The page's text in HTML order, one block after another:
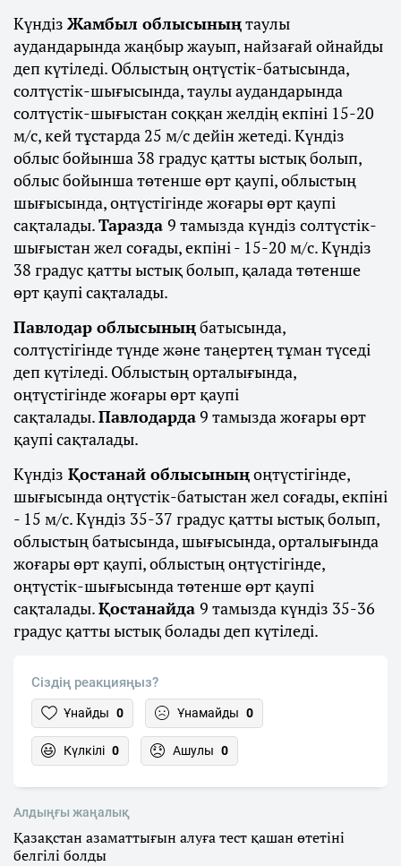
Күндіз Жамбыл облысыныңтаулы
аудандарында жаңбыр жауып, найзағай ойнайды
деп күтіледі. Облыстың оңтүстік-батысында,
солтүстік-шығысында, таулы аудандарында
солтүстік-шығыстан соққан желдің екпіні 15-20
м/с, кей тұстарда 25 м/с дейін жетеді. Күндіз
облыс бойынша 38 градус қатты ыстық болып,
облыс бойынша төтенше өрт қаупі, облыстың
шығысында, оңтүстігінде жоғары өрт қаупі
сақталады.Таразда 9 тамызда күндіз солтүстік-
шығыстан жел соғады, екпіні - 15-20 м/с. Күндіз
38 градус қатты ыстық болып, қалада төтенше
өрт қаупі сақталады.
Павлодар облысыныңбатысында,
солтүстігінде түнде және таңертең тұман түседі
деп күтіледі. Облыстың орталығында,
оңтүстігінде жоғары өрт қаупі
сақталады.Павлодарда9 тамызда жоғары өрт
қаупі сақталады.
Күндіз Қостанай облысыныңоңтүстігінде,
шығысында оңтүстік-батыстан жел соғады, екпіні
- 15 м/с. Күндіз 35-37 градус қатты ыстық болып,
облыстың батысында, шығысында, орталығында
жоғары өрт қаупі, облыстың оңтүстігінде,
оңтүстік-шығысында төтенше өрт қаупі
сақталады.Қостанайда 9 тамызда күндіз 35-36
градус қатты ыстық болады деп күтіледі.
Сіздің реакцияңыз?
Ұнайды 0 Ұнамайды 0
Күлкілі 0 Ашулы 0
Алдыңғы жаңалық
Қазақстан азаматтығын алуға тест қашан өтетіні
белгілі болды